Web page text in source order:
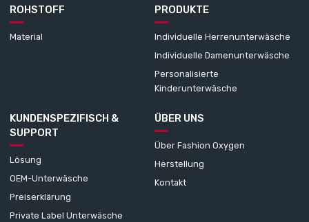
ROHSTOFF
Material
PRODUKTE
Individuelle Herrenunterwäsche
Individuelle Damenunterwäsche
Personalisierte
Kinderunterwäsche
KUNDENSPEZIFISCH &
SUPPORT
Lösung
OEM-Unterwäsche
Preiserklärung
Private Label Unterwäsche
ÜBER UNS
Über Fashion Oxygen
Herstellung
Kontakt